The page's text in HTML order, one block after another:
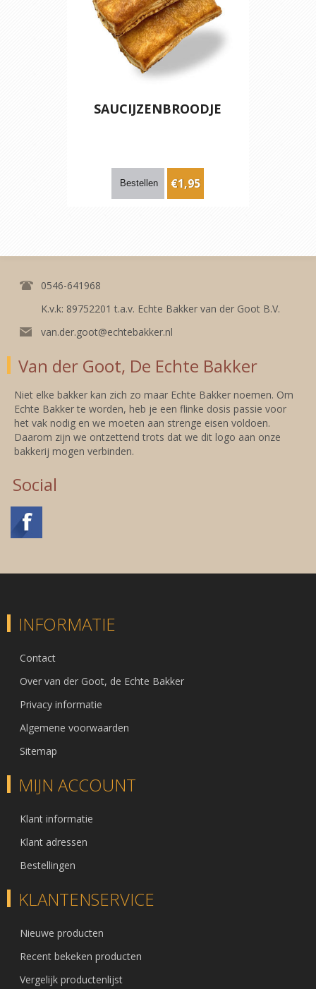
SAUCIJZENBROODJE
€1,95
0546-641968
K.v.k: 89752201 t.a.v. Echte Bakker van der Goot B.V.
van.der.goot@echtebakker.nl
Van der Goot, De Echte Bakker
Niet elke bakker kan zich zo maar Echte Bakker noemen. Om
Echte Bakker te worden, heb je een flinke dosis passie voor
het vak nodig en we moeten aan strenge eisen voldoen.
Daarom zijn we ontzettend trots dat we dit logo aan onze
bakkerij mogen verbinden.
Social
INFORMATIE
Contact
Over van der Goot, de Echte Bakker
Privacy informatie
Algemene voorwaarden
Sitemap
MIJN ACCOUNT
Klant informatie
Klant adressen
Bestellingen
KLANTENSERVICE
Nieuwe producten
Recent bekeken producten
Vergelijk productenlijst